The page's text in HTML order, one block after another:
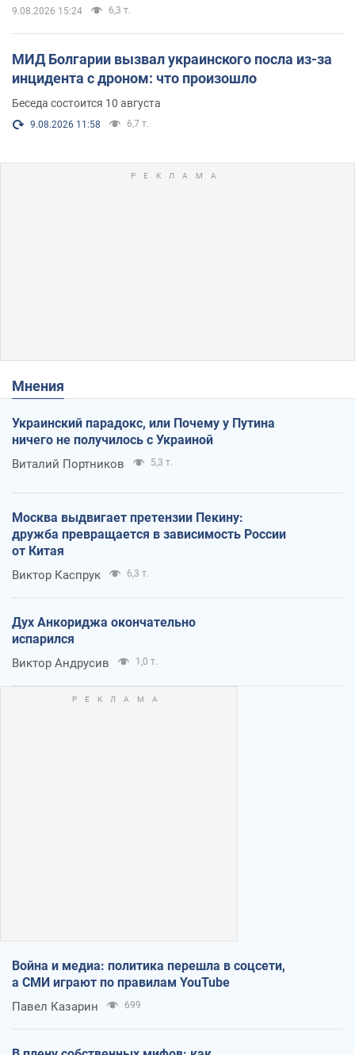
9.08.2026 15:24 6,3 т.
МИД Болгарии вызвал украинского посла из-за
инцидента с дроном: что произошло
Беседа состоится 10 августа
9.08.2026 11:58 6,7 т.
Мнения
Украинский парадокс, или Почему у Путина
ничего не получилось с Украиной
Виталий Портников 5,3 т.
Москва выдвигает претензии Пекину:
дружба превращается в зависимость России
от Китая
Виктор Каспрук 6,3 т.
Дух Анкориджа окончательно
испарился
Виктор Андрусив 1,0 т.
Война и медиа: политика перешла в соцсети,
а СМИ играют по правилам YouTube
Павел Казарин 699